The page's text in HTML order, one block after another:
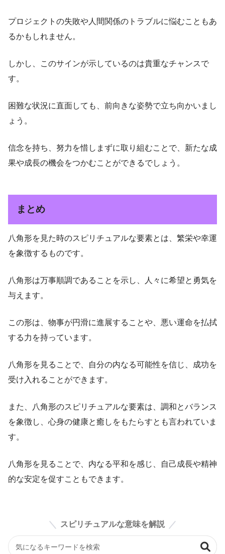
プロジェクトの失敗や人間関係のトラブルに悩むこともあ
るかもしれません。
しかし、このサインが示しているのは貴重なチャンスで
す。
困難な状況に直面しても、前向きな姿勢で立ち向かいまし
ょう。
信念を持ち、努力を惜しまずに取り組むことで、新たな成
果や成長の機会をつかむことができるでしょう。
まとめ
八角形を見た時のスピリチュアルな要素とは、繁栄や幸運
を象徴するものです。
八角形は万事順調であることを示し、人々に希望と勇気を
与えます。
この形は、物事が円滑に進展することや、悪い運命を払拭
する力を持っています。
八角形を見ることで、自分の内なる可能性を信じ、成功を
受け入れることができます。
また、八角形のスピリチュアルな要素は、調和とバランス
を象徴し、心身の健康と癒しをもたらすとも言われていま
す。
八角形を見ることで、内なる平和を感じ、自己成長や精神
的な安定を促すこともできます。
スピリチュアルな意味を解説